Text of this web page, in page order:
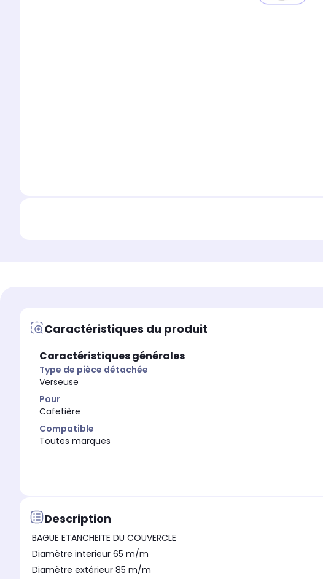
Caractéristiques du produit
Caractéristiques générales
Type de pièce détachée
Verseuse
Pour
Cafetière
Compatible
Toutes marques
Description
BAGUE ETANCHEITE DU COUVERCLE
Diamètre interieur 65 m/m
Diamètre extérieur 85 m/m